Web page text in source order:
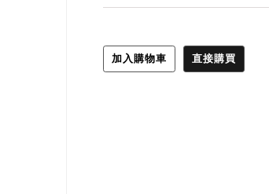
加入購物車 直接購買